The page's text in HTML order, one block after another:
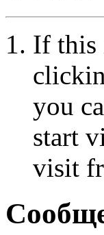
If this
you
start
visit